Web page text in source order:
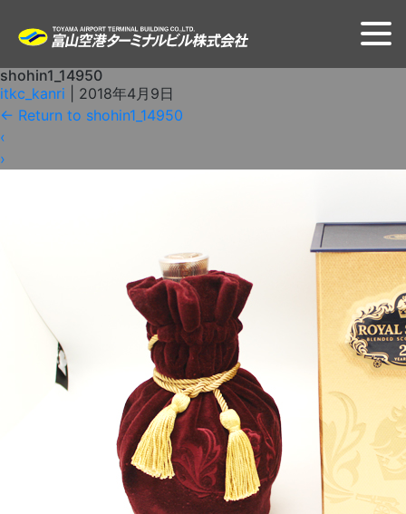
shohin1_14950
itkc_kanri
2018年4月9日
← Return to shohin1_14950
‹
›